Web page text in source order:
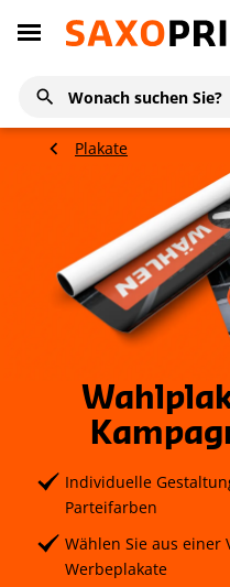
Plakate
Individuelle
Parteifarben
Wählen Sie aus einer
Werbeplakate